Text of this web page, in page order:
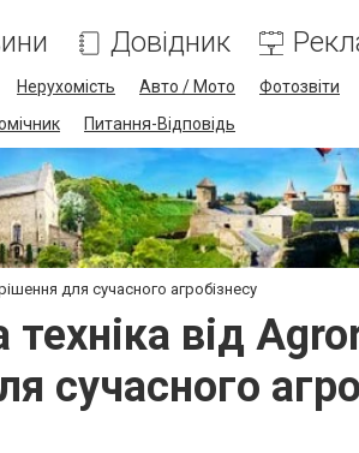
Довідник
Нерухомість Авто / Мото Фотозвіти
Питання-Відповідь
для сучасного агробізнесу
техніка від
сучасного